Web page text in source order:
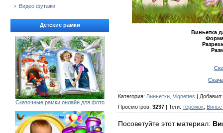
Видео футажи
Детские рамки
Сказочные рамки онлайн для фото
Виньетка
Категория: Виньетки, Vignettes | Добавил
Просмотров: 3237 | Теги: теремок
Посоветуйте этот материал: